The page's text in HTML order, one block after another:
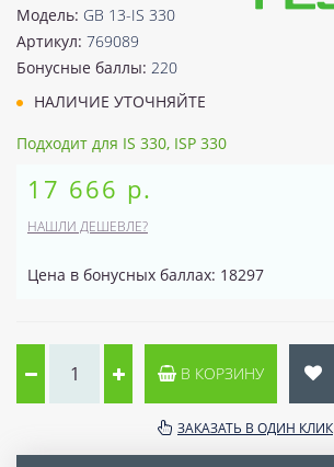
Модель: GB 13-IS 330
Артикул: 769089
Бонусные баллы: 220
НАЛИЧИЕ УТОЧНЯЙТЕ
Подходит для IS 330, ISP 330
17 666 р.
НАШЛИ ДЕШЕВЛЕ?
Цена в бонусных баллах: 18297
В КОРЗИНУ
ЗАКАЗАТЬ В ОДИН КЛИК